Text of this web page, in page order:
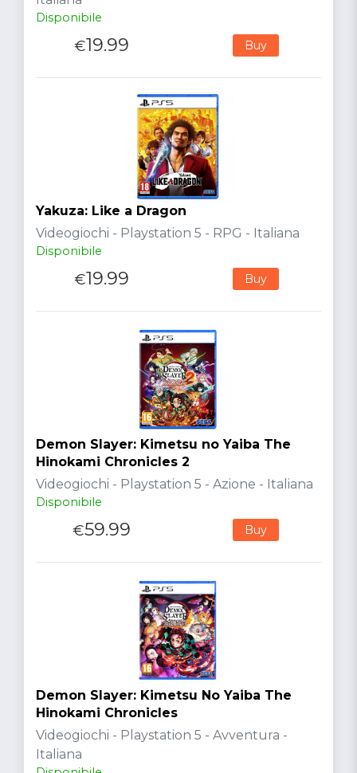
Disponibile
€19.99 Buy
Yakuza: Like a Dragon
Videogiochi - Playstation 5 - RPG - Italiana
Disponibile
€19.99 Buy
Demon Slayer: Kimetsu no Yaiba The
Hinokami Chronicles 2
Videogiochi - Playstation 5 - Azione - Italiana
Disponibile
€59.99 Buy
Demon Slayer: Kimetsu No Yaiba The
Hinokami Chronicles
Videogiochi - Playstation 5 - Avventura -
Italiana